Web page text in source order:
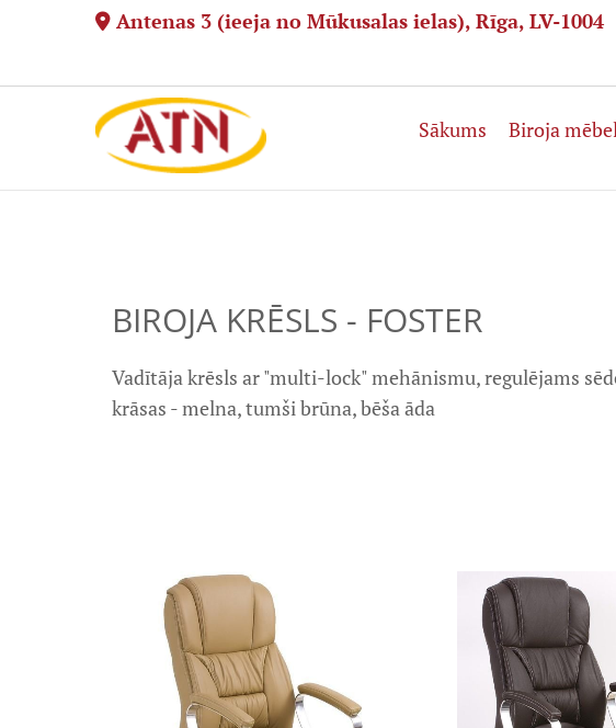
 Antenas 3 (ieeja no Mūkusalas ielas), Rīga, LV-1004
Sākums Biroja
BIROJA KRĒSLS - FOSTER
Vadītāja krēsls ar "multi-lock" mehānismu, regulējams
krāsas - melna, tumši brūna, bēša āda